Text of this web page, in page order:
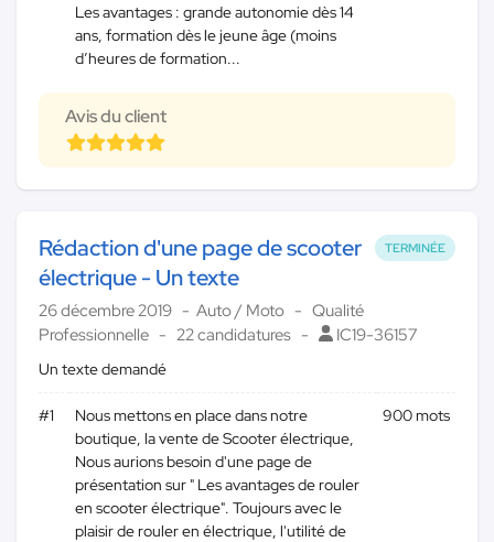
Les avantages : grande autonomie dès 14
ans, formation dès le jeune âge (moins
d’heures de formation...
Avis du client
TERMINÉE
Rédaction d'une page de scooter
électrique - Un texte
26 décembre 2019 Auto / Moto
Qualité
Professionnelle
22 candidatures IC19-36157
Un texte demandé
#1
Nous mettons en place dans notre
boutique, la vente de Scooter électrique,
Nous aurions besoin d'une page de
présentation sur " Les avantages de rouler
en scooter électrique". Toujours avec le
plaisir de rouler en électrique, l'utilité de
900 mots